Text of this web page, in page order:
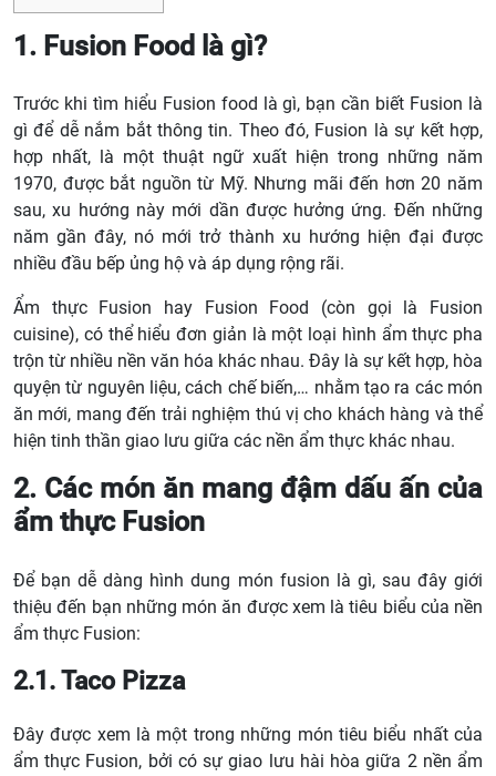
1. Fusion Food là gì?
Trước khi tìm hiểu Fusion food là gì, bạn cần biết Fusion là
gì để dễ nắm bắt thông tin. Theo đó, Fusion là sự kết hợp,
hợp nhất, là một thuật ngữ xuất hiện trong những năm
1970, được bắt nguồn từ Mỹ. Nhưng mãi đến hơn 20 năm
sau, xu hướng này mới dần được hưởng ứng. Đến những
năm gần đây, nó mới trở thành xu hướng hiện đại được
nhiều đầu bếp ủng hộ và áp dụng rộng rãi.
Ẩm thực Fusion hay Fusion Food (còn gọi là Fusion
cuisine), có thể hiểu đơn giản là một loại hình ẩm thực pha
trộn từ nhiều nền văn hóa khác nhau. Đây là sự kết hợp, hòa
quyện từ nguyên liệu, cách chế biến,… nhằm tạo ra các món
ăn mới, mang đến trải nghiệm thú vị cho khách hàng và thể
hiện tinh thần giao lưu giữa các nền ẩm thực khác nhau.
2. Các món ăn mang đậm dấu ấn của
ẩm thực Fusion
Để bạn dễ dàng hình dung món fusion là gì, sau đây giới
thiệu đến bạn những món ăn được xem là tiêu biểu của nền
ẩm thực Fusion:
2.1. Taco Pizza
Đây được xem là một trong những món tiêu biểu nhất của
ẩm thực Fusion, bởi có sự giao lưu hài hòa giữa 2 nền ẩm